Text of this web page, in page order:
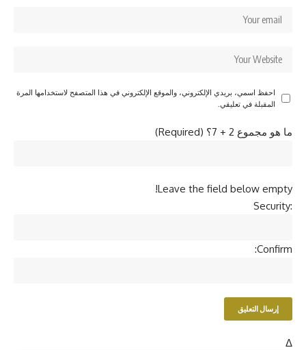
احفظ اسمي، بريدي الإلكتروني، والموقع الإلكتروني في هذا المتصفح لاستخدامها المرة
المقبلة في تعليقي.
ما هو مجموع 2 + 7؟ (Required)
Leave the field below empty!
Security:
Confirm:
Δ